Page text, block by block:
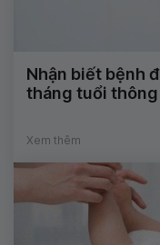
Nhận biết bệnh
tháng tuổi thông
Xem thêm